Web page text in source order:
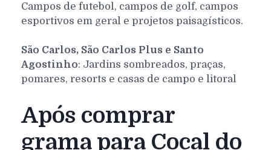
Campos de futebol, campos de golf, campos
esportivos em geral e projetos paisagísticos.
São Carlos, São Carlos Plus e Santo
Agostinho: Jardins sombreados, praças,
pomares, resorts e casas de campo e litoral
Após comprar
grama para Cocal do